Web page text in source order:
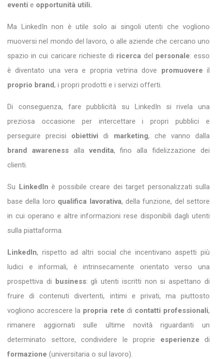
eventi e opportunità utili.
Ma LinkedIn non è utile solo ai singoli utenti che vogliono
muoversi nel mondo del lavoro, o alle aziende che cercano uno
spazio in cui caricare richieste di ricerca del personale: esso
è diventato una vera e propria vetrina dove promuovere il
proprio brand, i propri prodotti e i servizi offerti.
Di conseguenza, fare pubblicità su LinkedIn si rivela una
preziosa occasione per intercettare i propri pubblici e
perseguire precisi obiettividi marketing, che vanno dalla
brand awarenessalla vendita, fino alla fidelizzazione dei
clienti.
Su LinkedIn è possibile creare dei target personalizzati sulla
base della loro qualifica lavorativa, della funzione, del settore
in cui operano e altre informazioni rese disponibili dagli utenti
sulla piattaforma.
LinkedIn, rispetto ad altri social che incentivano aspetti più
ludici e informali, è intrinsecamente orientato verso una
prospettiva di business: gli utenti iscritti non si aspettano di
fruire di contenuti divertenti, intimi e privati, ma piuttosto
vogliono accrescere la propria rete di contatti professionali,
rimanere aggiornati sulle ultime novità riguardanti un
determinato settore, condividere le proprie esperienze di
formazione (universitaria o sul lavoro).